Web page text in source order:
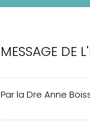
MESSAGE DE
Par la Dre Anne